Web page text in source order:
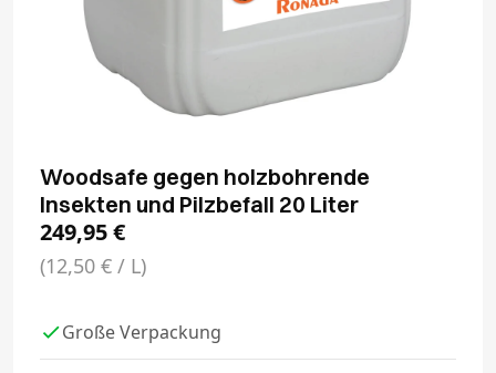
Woodsafe gegen holzbohrende
Insekten und Pilzbefall 20 Liter
249,95€
(12,50 € / L)
Große Verpackung